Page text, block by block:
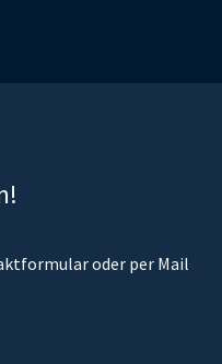
oder per Mail